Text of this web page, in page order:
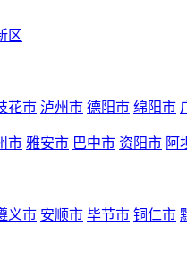
区
花市 泸州市 德阳市 绵阳市
市 雅安市 巴中市 资阳市 阿
义市 安顺市 毕节市 铜仁市